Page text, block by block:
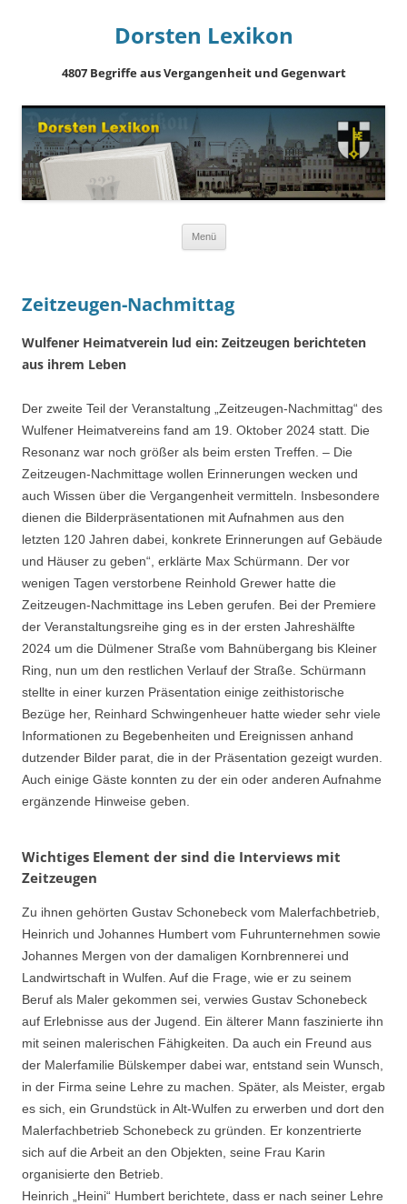
Dorsten Lexikon
4807 Begriffe aus Vergangenheit und Gegenwart
Menü
Zeitzeugen-Nachmittag
Wulfener Heimatverein lud ein: Zeitzeugen berichteten
aus ihrem Leben
Der zweite Teil der Veranstaltung „Zeitzeugen-Nachmittag“ des
Wulfener Heimatvereins fand am 19. Oktober 2024 statt. Die
Resonanz war noch größer als beim ersten Treffen. – Die
Zeitzeugen-Nachmittage wollen Erinnerungen wecken und
auch Wissen über die Vergangenheit vermitteln. Insbesondere
dienen die Bilderpräsentationen mit Aufnahmen aus den
letzten 120 Jahren dabei, konkrete Erinnerungen auf Gebäude
und Häuser zu geben“, erklärte Max Schürmann. Der vor
wenigen Tagen verstorbene Reinhold Grewer hatte die
Zeitzeugen-Nachmittage ins Leben gerufen. Bei der Premiere
der Veranstaltungsreihe ging es in der ersten Jahreshälfte
2024 um die Dülmener Straße vom Bahnübergang bis Kleiner
Ring, nun um den restlichen Verlauf der Straße. Schürmann
stellte in einer kurzen Präsentation einige zeithistorische
Bezüge her, Reinhard Schwingenheuer hatte wieder sehr viele
Informationen zu Begebenheiten und Ereignissen anhand
dutzender Bilder parat, die in der Präsentation gezeigt wurden.
Auch einige Gäste konnten zu der ein oder anderen Aufnahme
ergänzende Hinweise geben.
Wichtiges Element der sind die Interviews mit
Zeitzeugen
Zu ihnen gehörten Gustav Schonebeck vom Malerfachbetrieb,
Heinrich und Johannes Humbert vom Fuhrunternehmen sowie
Johannes Mergen von der damaligen Kornbrennerei und
Landwirtschaft in Wulfen. Auf die Frage, wie er zu seinem
Beruf als Maler gekommen sei, verwies Gustav Schonebeck
auf Erlebnisse aus der Jugend. Ein älterer Mann faszinierte ihn
mit seinen malerischen Fähigkeiten. Da auch ein Freund aus
der Malerfamilie Bülskemper dabei war, entstand sein Wunsch,
in der Firma seine Lehre zu machen. Später, als Meister, ergab
es sich, ein Grundstück in Alt-Wulfen zu erwerben und dort den
Malerfachbetrieb Schonebeck zu gründen. Er konzentrierte
sich auf die Arbeit an den Objekten, seine Frau Karin
organisierte den Betrieb.
Heinrich „Heini“ Humbert berichtete, dass er nach seiner Lehre